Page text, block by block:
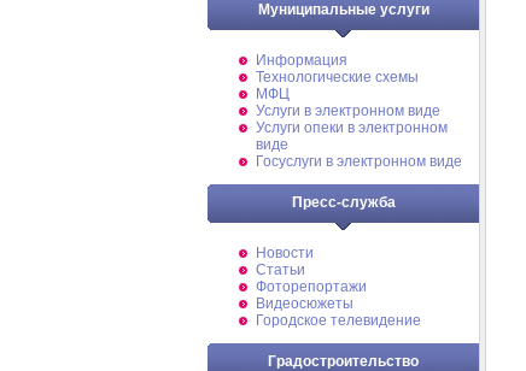
Муниципальные услуги
Информация
Технологические схемы
МФЦ
Услуги в электронном виде
Услуги опеки в электронном
виде
Госуслуги в электронном виде
Пресс-служба
Новости
Статьи
Фоторепортажи
Видеосюжеты
Городское телевидение
Градостроительство